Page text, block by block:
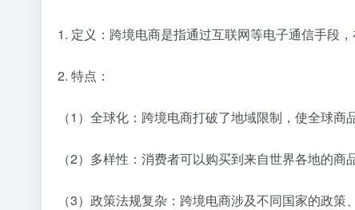
1. 定义：跨境电商是指通过互联网等电子通信手段
2. 特点：
（1）全球化：跨境电商打破了地域限制，使全球商
（2）多样性：消费者可以购买到来自世界各地的商
（3）政策法规复杂：跨境电商涉及不同国家的政